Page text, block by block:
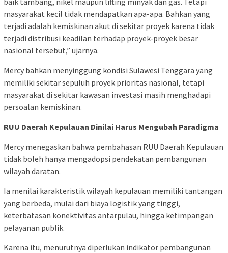
masyarakat kecil tidak mendapatkan apa-apa. Bahkan yang
terjadi adalah kemiskinan akut di sekitar proyek karena tidak
terjadi distribusi keadilan terhadap proyek-proyek besar
nasional tersebut,” ujarnya.
Mercy bahkan menyinggung kondisi Sulawesi Tenggara yang
memiliki sekitar sepuluh proyek prioritas nasional, tetapi
masyarakat di sekitar kawasan investasi masih menghadapi
persoalan kemiskinan.
RUU Daerah Kepulauan Dinilai Harus Mengubah Paradigma
Mercy menegaskan bahwa pembahasan RUU Daerah Kepulauan
tidak boleh hanya mengadopsi pendekatan pembangunan
wilayah daratan.
Ia menilai karakteristik wilayah kepulauan memiliki tantangan
yang berbeda, mulai dari biaya logistik yang tinggi,
keterbatasan konektivitas antarpulau, hingga ketimpangan
pelayanan publik.
Karena itu, menurutnya diperlukan indikator pembangunan